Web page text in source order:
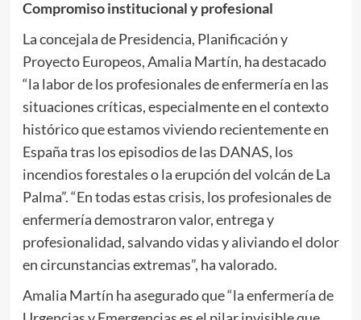
Compromiso institucional y profesional
La concejala de Presidencia, Planificación y
Proyecto Europeos, Amalia Martín, ha destacado
“la labor de los profesionales de enfermería en las
situaciones críticas, especialmente en el contexto
histórico que estamos viviendo recientemente en
España tras los episodios de las DANAS, los
incendios forestales o la erupción del volcán de La
Palma”. “En todas estas crisis, los profesionales de
enfermería demostraron valor, entrega y
profesionalidad, salvando vidas y aliviando el dolor
en circunstancias extremas”, ha valorado.
Amalia Martín ha asegurado que “la enfermería de